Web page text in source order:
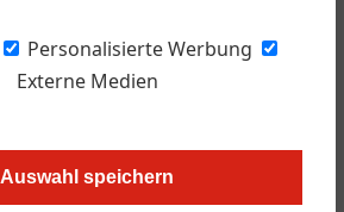
Personalisierte Werbung
Externe Medien
Auswahl speichern